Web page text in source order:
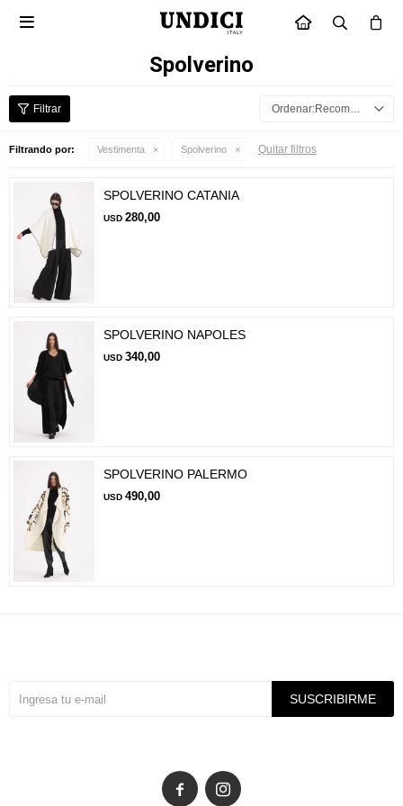
INICIO

Spolverino
Recomendados
Filtrando por: Vestimenta Spolverino Quitar filtros
SPOLVERINO CATANIA
USD 280,00
SPOLVERINO NAPOLES
USD 340,00
SPOLVERINO PALERMO
USD 490,00
SUSCRIBIRME
 